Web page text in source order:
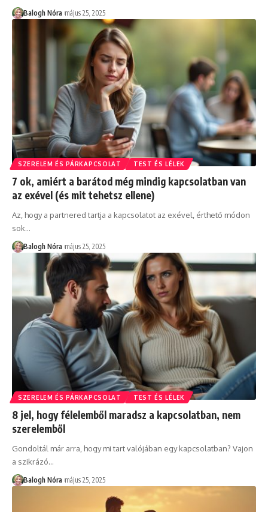
Balogh Nóra május 25, 2025
SZERELEM ÉS PÁRKAPCSOLAT TEST ÉS LÉLEK
7 ok, amiért a barátod még mindig kapcsolatban van
az exével (és mit tehetsz ellene)
Az, hogy a partnered tartja a kapcsolatot az exével, érthető módon
sok…
Balogh Nóra május 25, 2025
SZERELEM ÉS PÁRKAPCSOLAT TEST ÉS LÉLEK
8 jel, hogy félelemből maradsz a kapcsolatban, nem
szerelemből
Gondoltál már arra, hogy mi tart valójában egy kapcsolatban? Vajon
a szikrázó…
Balogh Nóra május 25, 2025